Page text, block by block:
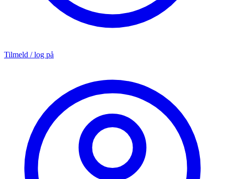
Tilmeld / log på